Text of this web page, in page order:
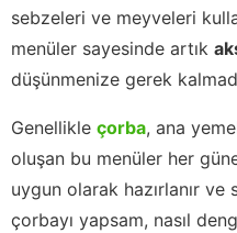
sebzeleri ve meyveleri
menüler sayesinde artık
düşünmenize gerek
Genellikle çorba, ana
oluşan bu menüler her
uygun olarak hazırlanır ve
çorbayı yapsam, nasıl